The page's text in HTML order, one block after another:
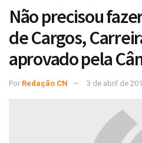
Não precisou
de Cargos,
aprovado pela
Por Redação CN 3 de abril de